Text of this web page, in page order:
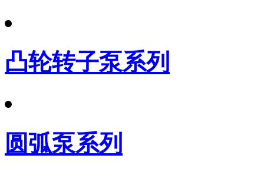
凸轮转子泵系列
圆弧泵系列